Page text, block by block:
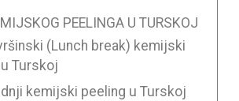
PEELINGA U TURSKOJ
(Lunch break) kemijski
Turskoj
kemijski peeling u Turskoj